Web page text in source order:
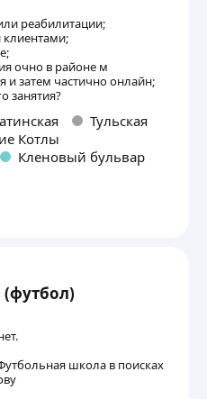
реабилитации;
очно в районе м
и затем частично онлайн;
занятия?
Тульская
Котлы
Кленовый бульвар
школа в поисках